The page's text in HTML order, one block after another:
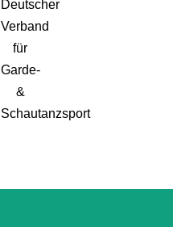
Deutscher
Verband
für
Garde-
&
Schautanzsport